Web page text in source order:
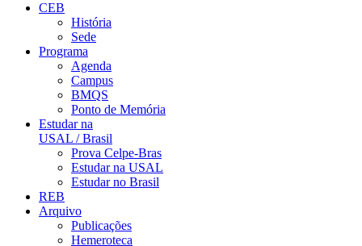
CEB
História
Sede
Programa
Agenda
Campus
BMQS
Ponto de Memória
Estudar na
USAL / Brasil
Prova Celpe-Bras
Estudar na USAL
Estudar no Brasil
REB
Arquivo
Publicações
Hemeroteca